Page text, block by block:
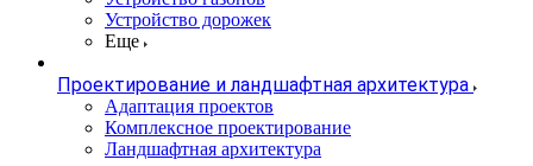
Устройство дорожек
Еще
Проектирование и ландшафтная архитектура
Адаптация проектов
Комплексное проектирование
Ландшафтная архитектура